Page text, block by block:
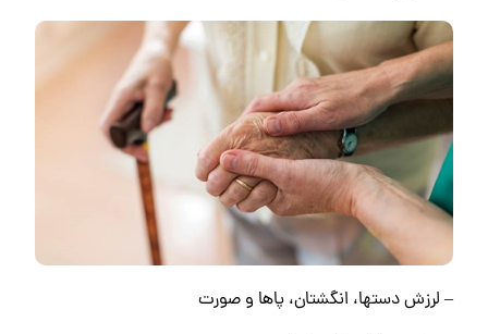
– لرزش دستها، انگشتان، پاها و صورت